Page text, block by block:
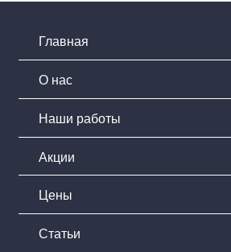
Главная
О нас
Наши работы
Акции
Цены
Статьи